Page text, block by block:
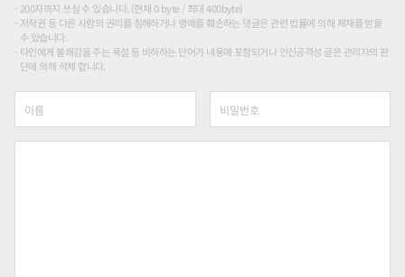
200자까지 쓰실 수 있습니다. (현재 0 byte / 최대 400byte)
저작권 등 다른 사람의 권리를 침해하거나 명예를 훼손하는 댓글은 관련 법률에 의해 제재를 받을
수 있습니다.
타인에게 불쾌감을 주는 욕설 등 비하하는 단어가 내용에 포함되거나 인신공격성 글은 관리자의 판
단에 의해 삭제 합니다.